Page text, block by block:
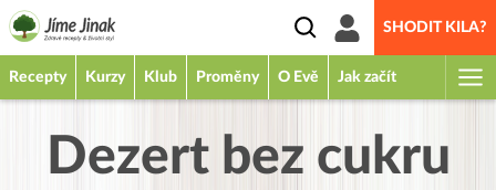
SHODIT KILA?
Recepty Kurzy Klub Proměny O Evě Jak začít
Dezert bez cukru